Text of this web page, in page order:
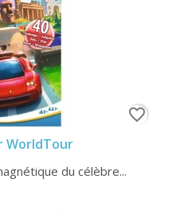
WorldTour
du célèbre...
favorite_border